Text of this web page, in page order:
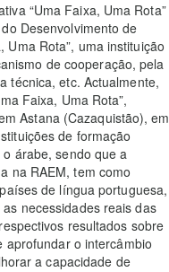
“Uma Faixa, Uma Rota”
Desenvolvimento de
Rota”, uma instituição
de cooperação, pela
técnica, etc. Actualmente,
Faixa, Uma Rota”,
Astana (Cazaquistão), em
de formação
árabe, sendo que a
na RAEM, tem como
de língua portuguesa,
necessidades reais das
resultados sobre
aprofundar o intercâmbio
a capacidade de